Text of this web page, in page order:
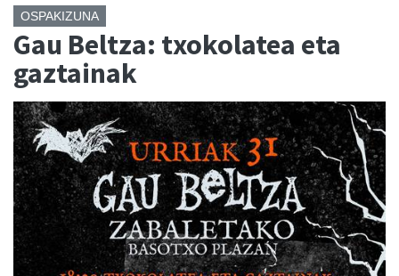
OSPAKIZUNA
Gau Beltza: txokolatea eta
gaztainak